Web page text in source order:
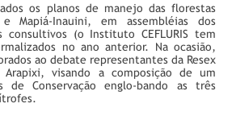
os planos de manejo das florestas
Mapiá-Inauini, em assembléias dos
consultivos (o Instituto CEFLURIS tem
no ano anterior. Na ocasião,
ao debate representantes da Resex
Arapixi, visando a composição de um
de Conservação englo-bando as três